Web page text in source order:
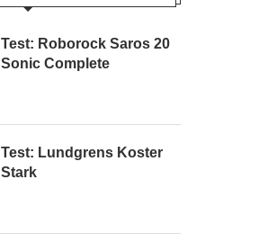
Test: Roborock Saros 20
Sonic Complete
Test: Lundgrens Koster
Stark